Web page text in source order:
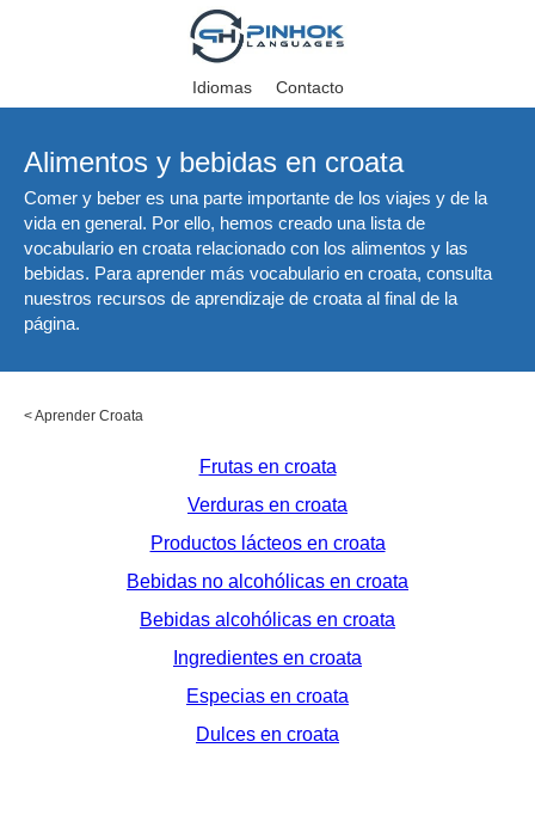
Idiomas Contacto
Alimentos y bebidas en croata
Comer y beber es una parte importante de los viajes y de la
vida en general. Por ello, hemos creado una lista de
vocabulario en croata relacionado con los alimentos y las
bebidas. Para aprender más vocabulario en croata, consulta
nuestros recursos de aprendizaje de croata al final de la
página.
<Aprender Croata
Frutas en croata
Verduras en croata
Productos lácteos en croata
Bebidas no alcohólicas en croata
Bebidas alcohólicas en croata
Ingredientes en croata
Especias en croata
Dulces en croata